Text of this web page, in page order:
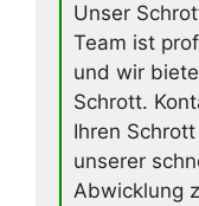
Unser
Team ist
und wir
Schrott.
Ihren
unserer
Abwicklung